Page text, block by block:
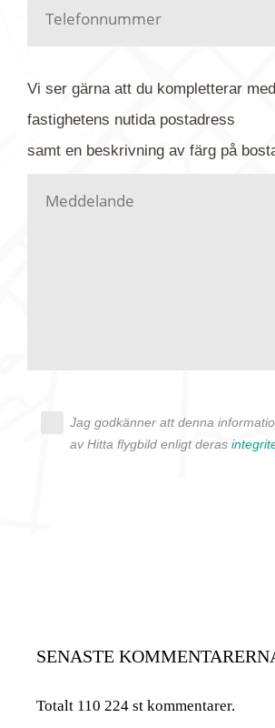
Har du kanske en urblekt flygbild
kontaktar dig så fort vi kan, givetvis
Vi ser gärna att du kompletterar med
fastighetens nutidapostadress
samt en beskrivning av färg på
Jag godkänner att denna
av Hitta flygbild enligt deras
SENASTE
Totalt 110 224 st kommentarer.